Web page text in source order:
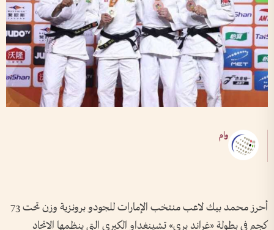
وام
أحرز محمد بيك لاعب منتخب الإمارات للجودو برونزية وزن تحت 73
كجم في بطولة «غراند برى» تشينغداو الكبرى التي ينظمها الاتحاد